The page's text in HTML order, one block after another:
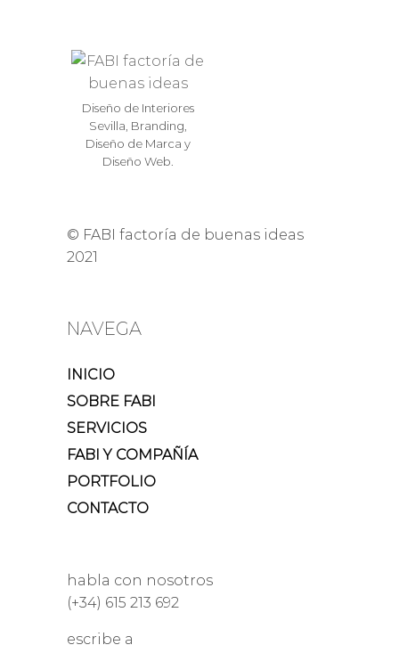
Diseño de Interiores
Sevilla, Branding,
Diseño de Marca y
Diseño Web.
© FABI factoría de buenas ideas
2021
NAVEGA
INICIO
SOBRE FABI
SERVICIOS
FABI Y COMPAÑÍA
PORTFOLIO
CONTACTO
habla con nosotros
(+34) 615 213 692
escribe a